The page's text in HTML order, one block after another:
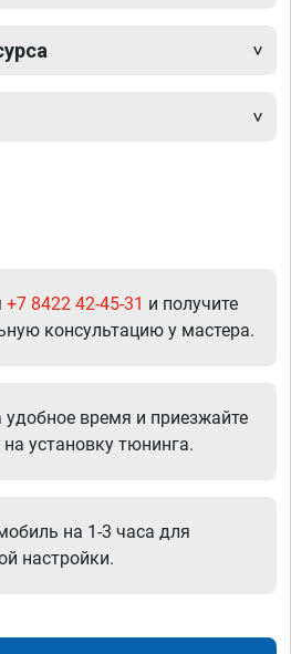
+7 8422 42-45-31 и получите
консультацию у мастера.
время и приезжайте
установку тюнинга.
на 1-3 часа для
настройки.